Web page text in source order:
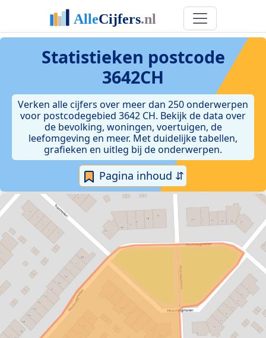
Statistieken postcode
3642CH
Verken alle cijfers over meer dan 250 onderwerpen
voor postcodegebied 3642 CH. Bekijk de data over
de bevolking, woningen, voertuigen, de
leefomgeving en meer. Met duidelijke tabellen,
grafieken en uitleg bij de onderwerpen.
Pagina inhoud ⇵